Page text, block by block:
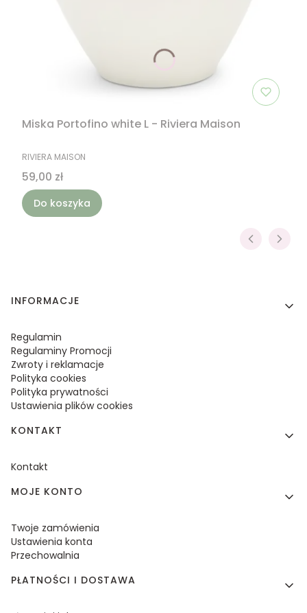
Miska Portofino white L - Riviera Maison
PRODUCENT
RIVIERA MAISON
Cena
59,00 zł
Do koszyka
Linki w stopce
INFORMACJE
Regulamin
Regulaminy Promocji
Zwroty i reklamacje
Polityka cookies
Polityka prywatności
Ustawienia plików cookies
KONTAKT
Kontakt
MOJE KONTO
Twoje zamówienia
Ustawienia konta
Przechowalnia
PŁATNOŚCI I DOSTAWA